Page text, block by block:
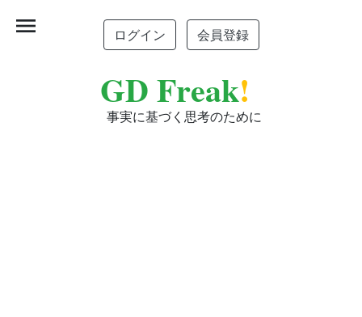
ログイン 会員登録
GD Freak!
事実に基づく思考のために
menu